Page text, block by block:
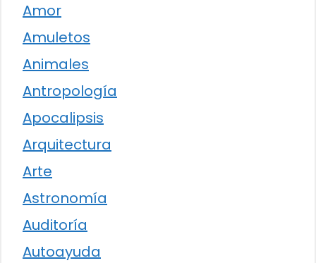
Amor
Amuletos
Animales
Antropología
Apocalipsis
Arquitectura
Arte
Astronomía
Auditoría
Autoayuda